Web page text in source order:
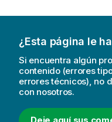
¿Esta página le
Si encuentra algún
contenido (errores
errores técnicos), no
con nosotros.